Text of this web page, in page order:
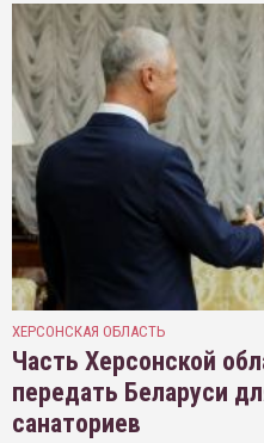
ХЕРСОНСКАЯ ОБЛАСТЬ
Часть Херсонской
передать Беларуси
санаториев